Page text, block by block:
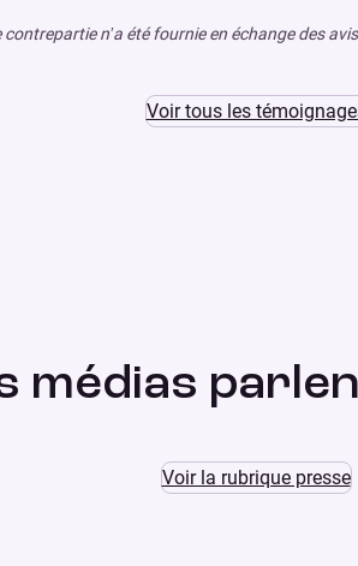
n’a été fournie en échange des
Voir tous les
médias
Voir la rubrique presse